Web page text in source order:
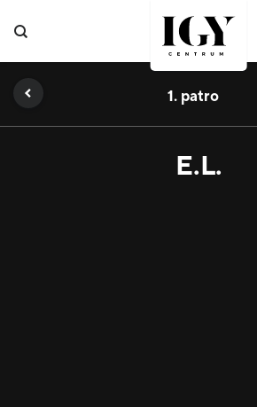
E.L.
1.